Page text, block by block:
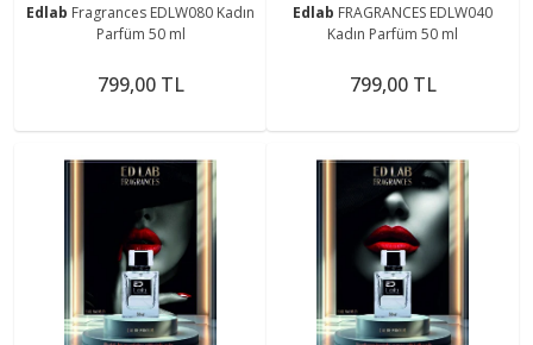
Edlab Fragrances EDLW080 Kadın
Parfüm 50 ml
799,00 TL
Edlab FRAGRANCES EDLW040
Kadın Parfüm 50 ml
799,00 TL